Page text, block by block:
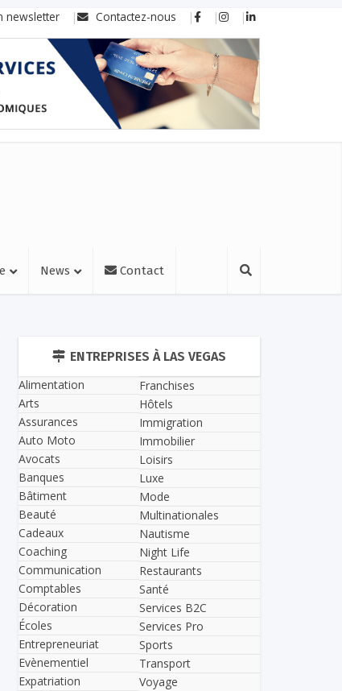
newsletter Contactez-nous
News Contact
ENTREPRISES À LAS VEGAS
Alimentation
Arts
Assurances
Auto Moto
Avocats
Banques
Bâtiment
Beauté
Cadeaux
Coaching
Communication
Comptables
Décoration
Écoles
Entrepreneuriat
Evènementiel
Expatriation
Franchises
Hôtels
Immigration
Immobilier
Loisirs
Luxe
Mode
Multinationales
Nautisme
Night Life
Restaurants
Santé
Services B2C
Services Pro
Sports
Transport
Voyage